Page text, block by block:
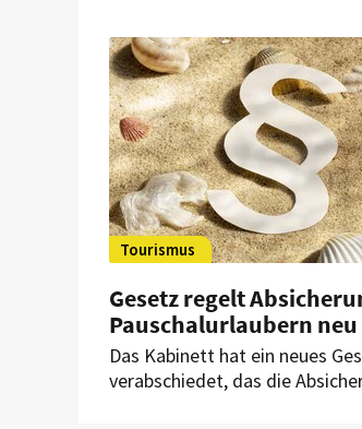
reichen nicht aus. Das
Landgericht Leipzig.
Tourismus
Gesetz regelt
Pauschalurlaubern neu
Das Kabinett hat ein neues
verabschiedet, das die